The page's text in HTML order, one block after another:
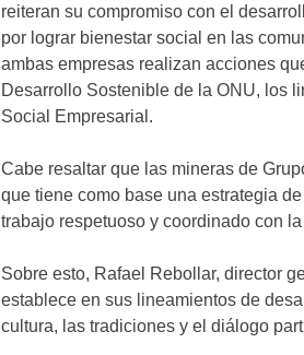
reiteran su compromiso con el
por lograr bienestar social en las
ambas empresas realizan acciones
Desarrollo Sostenible de la ONU, los
Social Empresarial.
Cabe resaltar que las mineras de
que tiene como base una estrategia
trabajo respetuoso y coordinado con
Sobre esto, Rafael Rebollar, director
establece en sus lineamientos de
cultura, las tradiciones y el diálogo